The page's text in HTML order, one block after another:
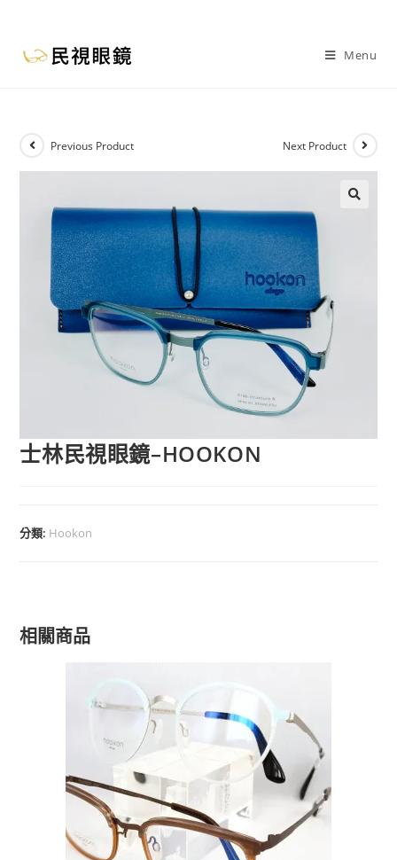
Menu
Previous Product Next Product
士林民視眼鏡–HOOKON
分類: Hookon
相關商品